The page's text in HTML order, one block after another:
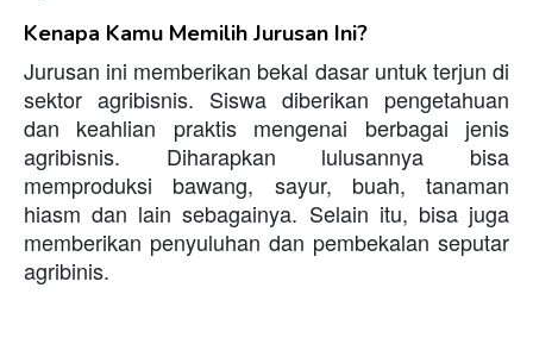
Kenapa Kamu Memilih Jurusan Ini?
Jurusan ini memberikan bekal dasar untuk terjun di
sektor agribisnis. Siswa diberikan pengetahuan
dan keahlian praktis mengenai berbagai jenis
agribisnis. Diharapkan lulusannya bisa
memproduksi bawang, sayur, buah, tanaman
hiasm dan lain sebagainya. Selain itu, bisa juga
memberikan penyuluhan dan pembekalan seputar
agribinis.